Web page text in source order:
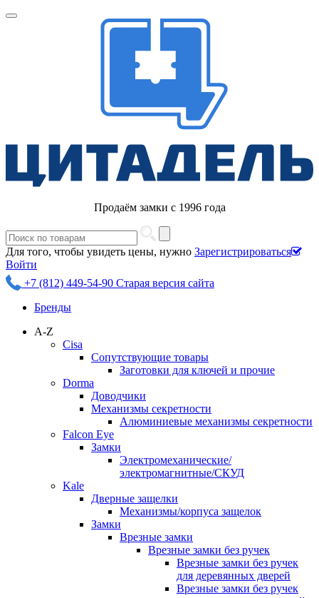
Продаём замки с 1996 года
Для того, чтобы увидеть цены, нужно Зарегистрироваться
Войти
+7 (812) 449-54-90 Старая версия сайта
Бренды
A-Z
Cisa
Сопутствующие товары
Заготовки для ключей и прочие
Dorma
Доводчики
Механизмы секретности
Алюминиевые механизмы секретности
Falcon Eye
Замки
Электромеханические/
электромагнитные/СКУД
Kale
Дверные защелки
Механизмы/корпуса защелок
Замки
Врезные замки
Врезные замки без ручек
Врезные замки без ручек
для деревянных дверей
Врезные замки без ручек